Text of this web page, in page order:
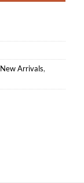
New Arrivals,